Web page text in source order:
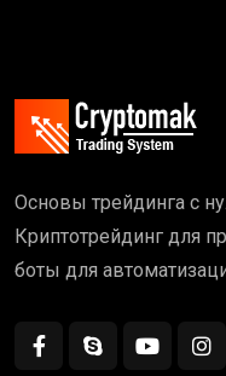
Основы трейдинга с
Криптотрейдинг для
боты для